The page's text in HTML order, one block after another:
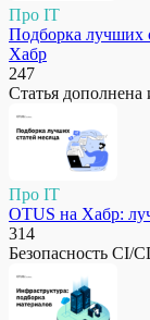
Про IT
Подборка лучших
Хабр
247
Статья дополнена
Про IT
OTUS на Хабр:
314
Безопасность CI/